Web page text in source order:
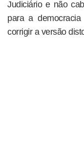
Judiciário e não
para a democracia
corrigir a versão